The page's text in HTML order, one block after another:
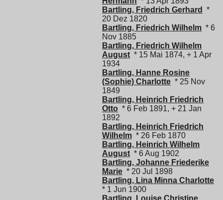
Bartling, Friedrich Gerhard
*
20 Dez 1820
Bartling, Friedrich Wilhelm * 6
Nov 1885
Bartling, Friedrich Wilhelm
August * 15 Mai 1874, + 1 Apr
1934
Bartling, Hanne Rosine
(Sophie) Charlotte * 25 Nov
1849
Bartling, Heinrich Friedrich
Otto * 6 Feb 1891, + 21 Jan
1892
Bartling, Heinrich Friedrich
Wilhelm * 26 Feb 1870
Bartling, Heinrich Wilhelm
August * 6 Aug 1902
Bartling, Johanne Friederike
Marie * 20 Jul 1898
Bartling, Lina Minna Charlotte
* 1 Jun 1900
Bartling, Louise Christine